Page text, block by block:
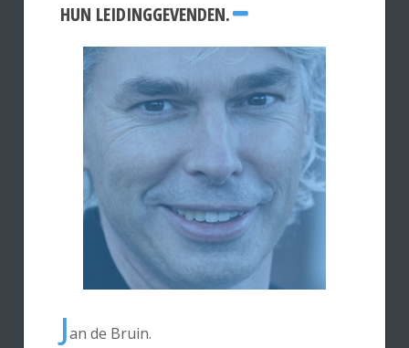
HUN LEIDINGGEVENDEN.
Jan de Bruin.